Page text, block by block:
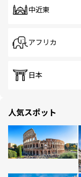
中近東
アフリカ
日本
人気スポット